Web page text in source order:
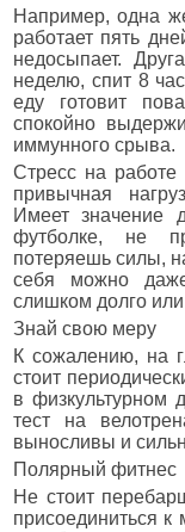
Например, одна
работает пять
недосыпает.
неделю, спит 8
еду готовит
спокойно
иммунного срыва.
Стресс на
привычная
Имеет значение
футболке, не
потеряешь силы,
себя можно
слишком долго
Знай свою меру
К сожалению, на
стоит
в физкультурном
тест на
выносливы и
Полярный фитнес
Не стоит
присоединиться к